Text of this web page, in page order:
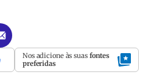
Nos adicione às suas fontes
preferidas